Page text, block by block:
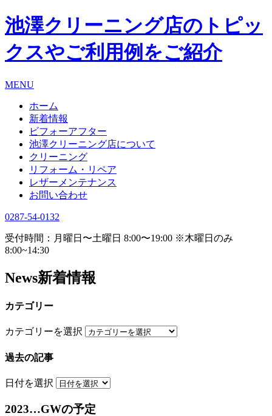
池澤クリーニング店のトピッ
クスやご利用例をご紹介
MENU
ホーム
新着情報
ビフォーアフター
池澤クリーニング店について
クリーニング
リフォーム・リペア
レザーメンテナンス
お問い合わせ
0287-54-0132
受付時間：月曜日〜土曜日 8:00〜19:00 ※木曜日のみ
8:00~14:30
News新着情報
カテゴリー
カテゴリーを選択
過去の記事
日付を選択
2023…GWの予定